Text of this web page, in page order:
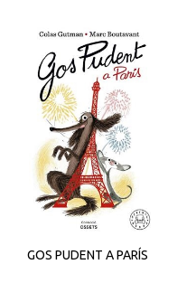
GOS PUDENT A PARÍS